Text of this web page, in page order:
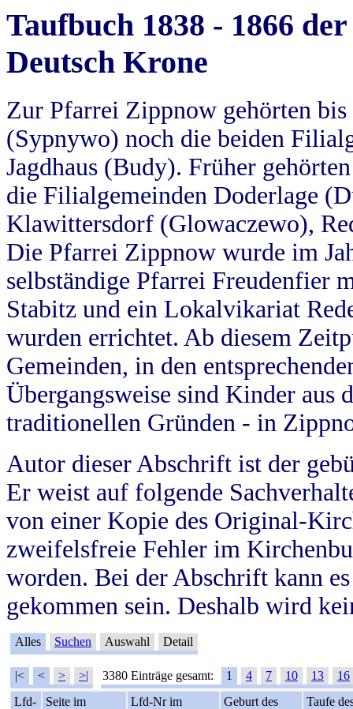
Taufbuch 1838 - 1866
Deutsch Krone
Zur Pfarrei Zippnow gehörten
(Sypnywo) noch die beiden
Jagdhaus (Budy). Früher
die Filialgemeinden Doderlage
Klawittersdorf (Glowaczewo),
Die Pfarrei Zippnow wurde im
selbständige Pfarrei Freudenfier
Stabitz und ein Lokalvikariat
wurden errichtet. Ab diesem
Gemeinden, in den
Übergangsweise sind Kinder aus
traditionellen Gründen - in
Autor dieser Abschrift ist der
Er weist auf folgende
von einer Kopie des Original-
zweifelsfreie Fehler im
worden. Bei der Abschrift kann
gekommen sein. Deshalb wird
Alles Suchen Auswahl Detail
|< < > >| 3380 Einträge gesamt: 1 4 7 10 13
16
Lfd-
Seite im
Lfd-Nr im
Geburt des
Taufe